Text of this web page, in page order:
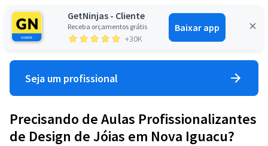
GetNinjas - Cliente
Receba orçamentos grátis
+30K
Baixar app
Entrar
Seja um profissional
Precisando de Aulas Profissionalizantes
de Design de Jóias em Nova Iguacu?